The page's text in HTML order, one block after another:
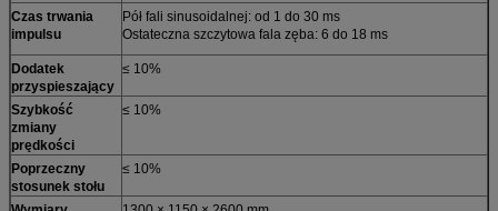
Czas trwania
impulsu
Pół fali sinusoidalnej: od 1 do 30 ms
Ostateczna szczytowa fala zęba: 6 do 18 ms
Dodatek
przyspieszający
≤ 10%
Szybkość
zmiany
prędkości
≤ 10%
Poprzeczny
stosunek stołu
≤ 10%